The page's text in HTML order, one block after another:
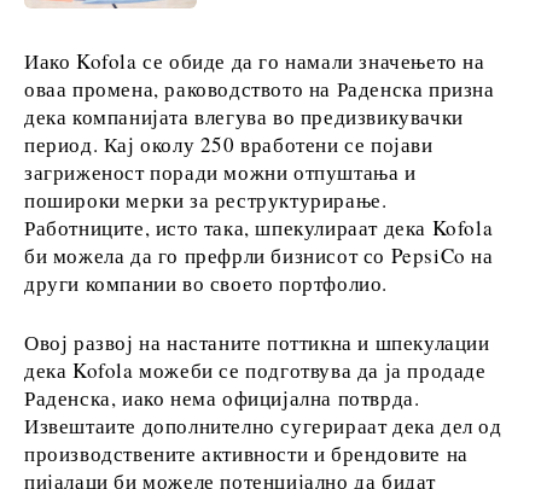
Вести
Настани
Култура
Спорт
Lifestyle
Патување
Храна &
Western
Balkans
2030
Иако Kofola се обиде да го намали значењето на
оваа промена, раководството на Раденска призна
дека компанијата влегува во предизвикувачки
период. Кај околу 250 вработени се појави
загриженост поради можни отпуштања и
пошироки мерки за реструктурирање.
Работниците, исто така, шпекулираат дека Kofola
би можела да го префрли бизнисот со PepsiCo на
други компании во своето портфолио.
Овој развој на настаните поттикна и шпекулации
дека Kofola можеби се подготвува да ја продаде
Раденска, иако нема официјална потврда.
Извештаите дополнително сугерираат дека дел од
производствените активности и брендовите на
пијалаци би можеле потенцијално да бидат